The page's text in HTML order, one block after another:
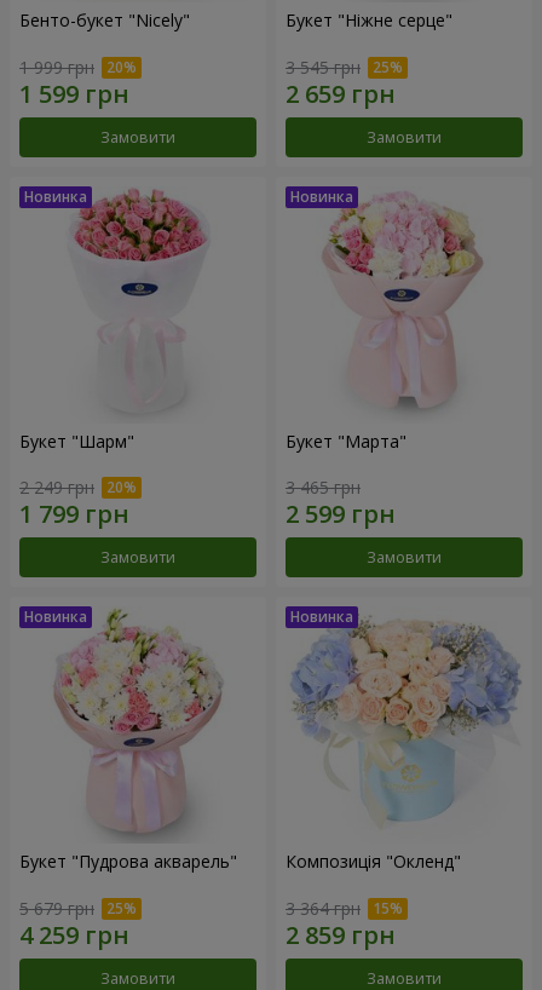
Бенто-букет "Nicely"
1 999 грн
Замовити
Букет "Ніжне серце"
3 545 грн
Замовити
Букет "Шарм"
2 249 грн
Замовити
Букет "Марта"
3 465 грн
Замовити
Букет "Пудрова акварель"
5 679 грн
Замовити
Композиція "Окленд"
3 364 грн
Замовити